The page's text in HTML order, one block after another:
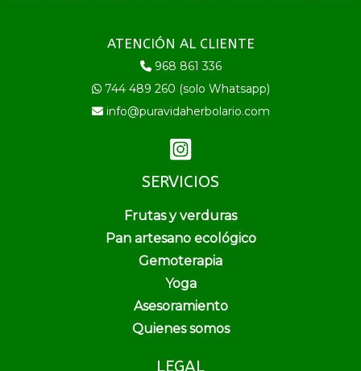
ATENCIÓN AL CLIENTE
968 861 336
744 489 260 (solo Whatsapp)
info@puravidaherbolario.com
SERVICIOS
Frutas y verduras
Pan artesano ecológico
Gemoterapia
Yoga
Asesoramiento
Quienes somos
LEGAL